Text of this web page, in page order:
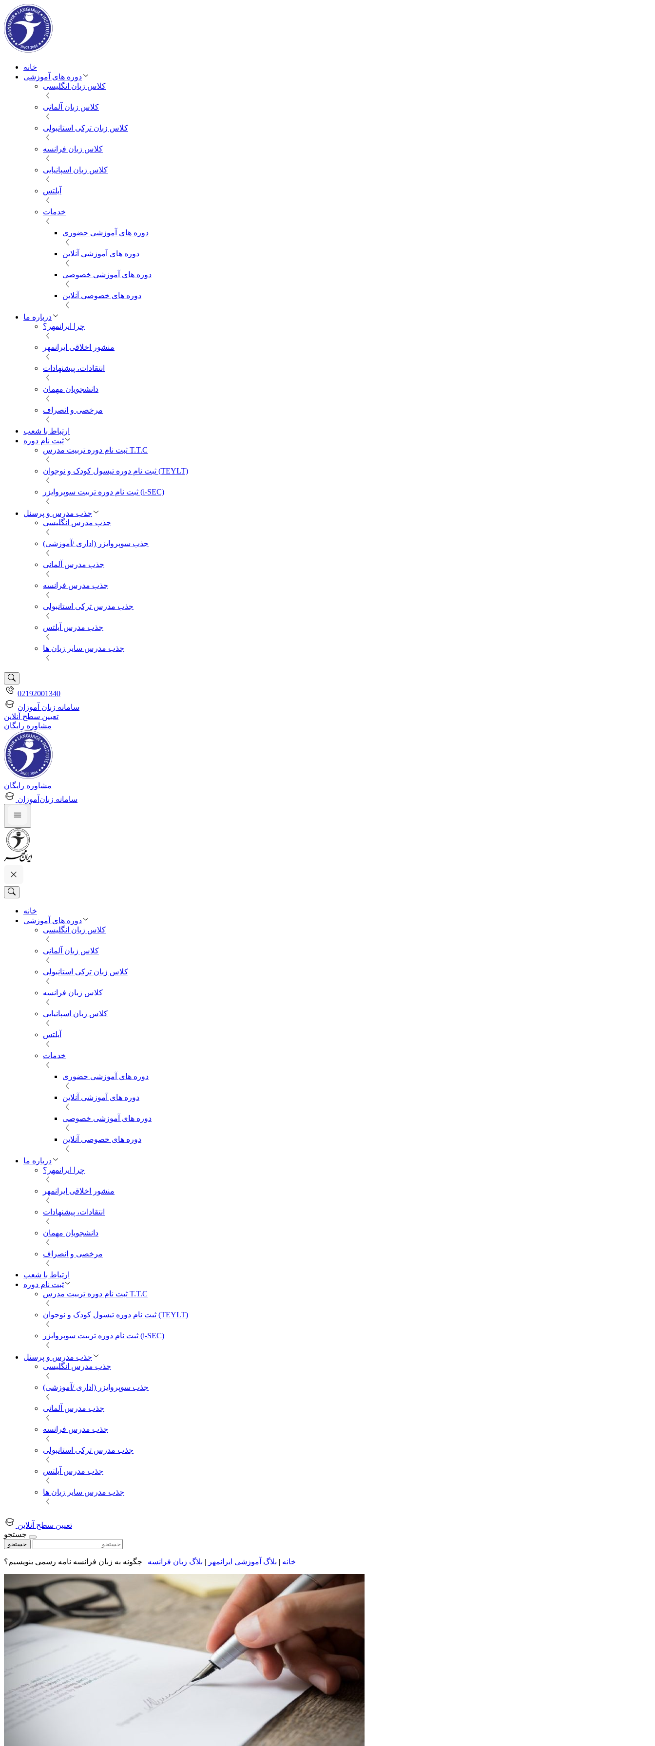
خانه
دوره های آموزشی
کلاس زبان انگلیسی
کلاس زبان آلمانی
کلاس زبان ترکی استانبولی
کلاس زبان فرانسه
کلاس زبان اسپانیایی
آیلتس
خدمات
دوره های آموزشی حضوری
دوره های آموزشی آنلاین
دوره های آموزشی خصوصی
دوره های خصوصی آنلاین
درباره ما
چرا ایرانمهر؟
منشور اخلاقی ایرانمهر
انتقادات، پیشنهادات
دانشجویان مهمان
مرخصی و انصراف
ارتباط با شعب
ثبت نام دوره
ثبت نام دوره تربیت مدرس T.T.C
ثبت نام دوره تیسول کودک و نوجوان (TEYLT)
ثبت نام دوره تربیت سوپروایزر (i-SEC)
جذب مدرس و پرسنل
جذب مدرس انگلیسی
جذب سوپروایزر (اداری /آموزشی)
جذب مدرس آلمانی
جذب مدرس فرانسه
جذب مدرس ترکی استانبولی
جذب مدرس آیلتس
جذب مدرس سایر زبان ها
02192001340
سامانه زبان آموزان
تعیین سطح آنلاین
مشاوره رایگان
مشاوره رایگان
سامانه زبان‌آموزان
خانه
دوره های آموزشی
کلاس زبان انگلیسی
کلاس زبان آلمانی
کلاس زبان ترکی استانبولی
کلاس زبان فرانسه
کلاس زبان اسپانیایی
آیلتس
خدمات
دوره های آموزشی حضوری
دوره های آموزشی آنلاین
دوره های آموزشی خصوصی
دوره های خصوصی آنلاین
درباره ما
چرا ایرانمهر؟
منشور اخلاقی ایرانمهر
انتقادات، پیشنهادات
دانشجویان مهمان
مرخصی و انصراف
ارتباط با شعب
ثبت نام دوره
ثبت نام دوره تربیت مدرس T.T.C
ثبت نام دوره تیسول کودک و نوجوان (TEYLT)
ثبت نام دوره تربیت سوپروایزر (i-SEC)
جذب مدرس و پرسنل
جذب مدرس انگلیسی
جذب سوپروایزر (اداری /آموزشی)
جذب مدرس آلمانی
جذب مدرس فرانسه
جذب مدرس ترکی استانبولی
جذب مدرس آیلتس
جذب مدرس سایر زبان ها
تعیین سطح آنلاین
جستجو
جستجو
خانه | بلاگ آموزشی ایرانمهر | بلاگ زبان فرانسه | چگونه به زبان فرانسه نامه رسمی بنویسیم؟